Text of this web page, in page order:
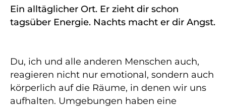
Ein alltäglicher Ort. Er zieht dir schon
tagsüber Energie. Nachts macht er dir Angst.
Du, ich und alle anderen Menschen auch,
reagieren nicht nur emotional, sondern auch
körperlich auf die Räume, in denen wir uns
aufhalten. Umgebungen haben eine